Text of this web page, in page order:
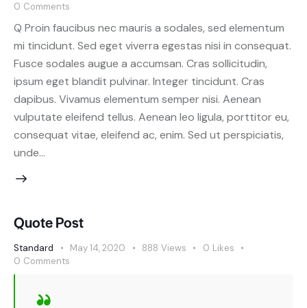
0 Comments
Q Proin faucibus nec mauris a sodales, sed elementum
mi tincidunt. Sed eget viverra egestas nisi in consequat.
Fusce sodales augue a accumsan. Cras sollicitudin,
ipsum eget blandit pulvinar. Integer tincidunt. Cras
dapibus. Vivamus elementum semper nisi. Aenean
vulputate eleifend tellus. Aenean leo ligula, porttitor eu,
consequat vitae, eleifend ac, enim. Sed ut perspiciatis,
unde…
Quote Post
Standard May 14, 2020 888 Views 0 Likes
0 Comments